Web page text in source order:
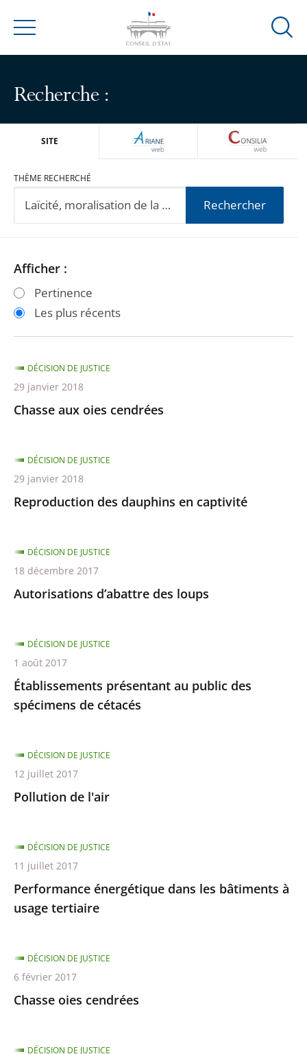
Menu
Ouvrir
Recherche :
SITE ARIANEWEB
THÈME RECHERCHÉ
Rechercher
Passer
les
filtres
après
Passer
les
filtres
avant
Afficher :
Pertinence
Les plus récents
Chasse aux oies cendrées
DÉCISION DE JUSTICE
29 janvier 2018
Reproduction des dauphins en captivité
DÉCISION DE JUSTICE
29 janvier 2018
Autorisations d’abattre des loups
DÉCISION DE JUSTICE
18 décembre 2017
Établissements présentant au public des
spécimens de cétacés
DÉCISION DE JUSTICE
1 août 2017
Pollution de l'air
DÉCISION DE JUSTICE
12 juillet 2017
Performance énergétique dans les bâtiments à
usage tertiaire
DÉCISION DE JUSTICE
11 juillet 2017
Chasse oies cendrées
DÉCISION DE JUSTICE
6 février 2017
DÉCISION DE JUSTICE